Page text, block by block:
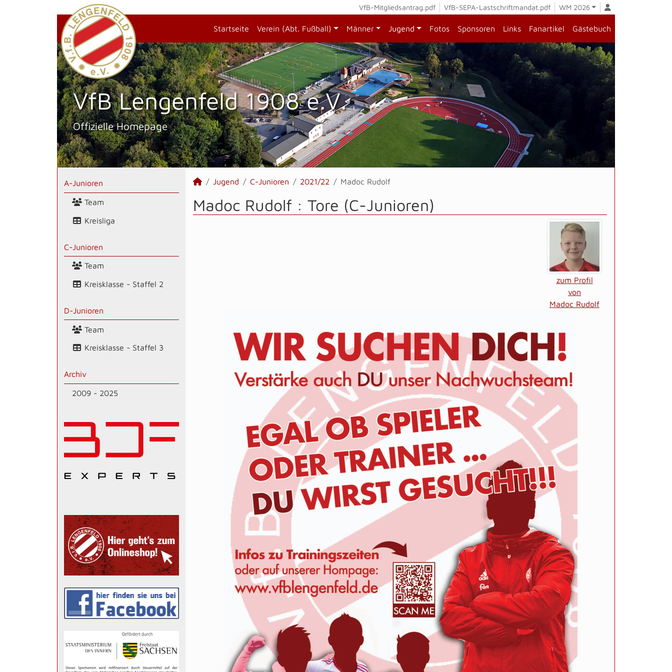
VfB-Mitgliedsantrag.pdf VfB-SEPA-Lastschriftmandat.pdf WM 2026
Startseite Verein (Abt. Fußball) Männer Jugend Fotos Sponsoren Links Fanartikel Gästebuch
VfB Lengenfeld 1908 e.V.
Offizielle Homepage
A-Junioren
Team
Kreisliga
C-Junioren
Team
Kreisklasse - Staffel 2
D-Junioren
Team
Kreisklasse - Staffel 3
Archiv
2009 - 2025
Jugend C-Junioren 2021/22 Madoc Rudolf
Madoc Rudolf : Tore (C-Junioren)
zum Profil
von
Madoc Rudolf